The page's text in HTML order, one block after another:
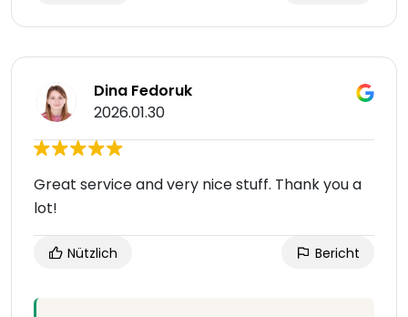
Dina Fedoruk
2026.01.30
Great service and very nice stuff. Thank you a
lot!
Nützlich Bericht